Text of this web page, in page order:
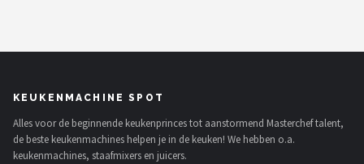
Nutribullet
KitchenBrothers
KEUKENMACHINE SPOT
Alles voor de beginnende keukenprinces tot aanstormend Masterchef talent,
de beste keukenmachines helpen je in de keuken! We hebben o.a.
keukenmachines, staafmixers en juicers.